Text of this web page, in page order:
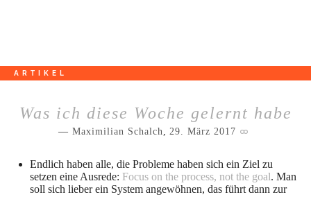
ARTIKEL
Was ich diese Woche gelernt habe
Maximilian Schalch, 29. März 2017
Endlich haben alle, die Probleme haben sich ein Ziel zu
setzen eine Ausrede: Focus on the process, not the goal. Man
soll sich lieber ein System angewöhnen, das führt dann zur